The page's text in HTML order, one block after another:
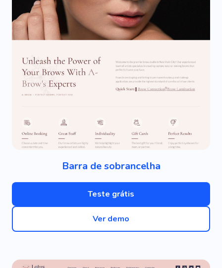
Barra de sobrancelha
Teste grátis
Ver demo